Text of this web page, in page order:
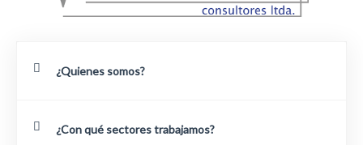
¿Quienes somos?
¿Con qué sectores trabajamos?